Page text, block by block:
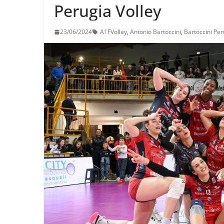
Perugia Volley
23/06/2024 A1FVolley, Antonio Bartoccini, Bartoccini